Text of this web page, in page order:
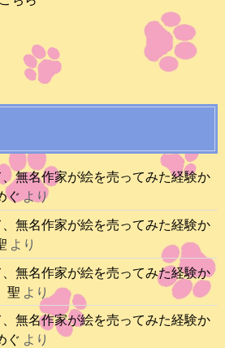
、無名作家が絵を売ってみた経験か
ぐ より
、無名作家が絵を売ってみた経験か
より
、無名作家が絵を売ってみた経験か
聖 より
、無名作家が絵を売ってみた経験か
ぐ より